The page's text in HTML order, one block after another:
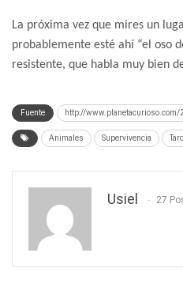
La próxima vez que mires un
probablemente esté ahí “el oso
resistente, que habla muy bien
Fuente http://www.planetacurioso.com/
Animales Supervivencia
Usiel 27